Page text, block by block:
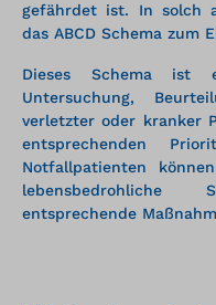
gefährdet ist. In solch
das ABCD Schema zum
Dieses Schema ist
Untersuchung,
verletzter oder kranker
entsprechenden
Notfallpatienten
entsprechende